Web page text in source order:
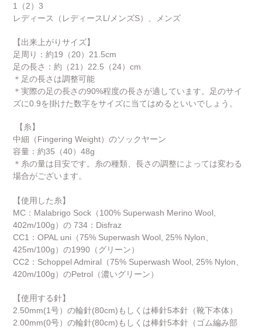
1（2）3
レディース（レディースL/メンズS）、メンズ
【出来上がりサイズ】
足周り：約19（20）21.5cm
足の長さ：約（21）22.5（24）cm
＊足の長さは調整可能
＊実際の足の長さの90%程度の長さが適しています。足のサイ
ズに0.9を掛けた数字をサイズに当てはめるといいでしょう。
【糸】
中細（Fingering Weight）のソックヤーン
容量：約35（40）48g
＊糸の量は目安です。糸の種類、長さの調整によっては変わる
場合がございます。
【使用した糸】
MC：Malabrigo Sock（100% Superwash Merino Wool,
402m/100g）の 734：Disfraz
CC1：OPAL uni（75% Superwash Wool, 25% Nylon、
425m/100g）の1990（グリーン）
CC2：Schoppel Admiral（75% Superwash Wool, 25% Nylon、
420m/100g）のPetrol（濃いグリーン）
【使用する針】
2.50mm(1号）の輪針(80cm)もしくは棒針5本針（靴下本体）
2.00mm(0号）の輪針(80cm)もしくは棒針5本針（ゴム編み部